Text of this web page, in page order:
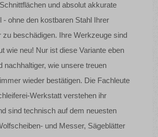
und absolut akkurate
- ohne den kostbaren Stahl Ihrer
zu beschädigen. Ihre Werkzeuge sind
wie neu! Nur ist diese Variante eben
nachhaltiger, wie unsere treuen
wieder bestätigen. Die Fachleute
Werkstatt verstehen ihr
sind technisch auf dem neuesten
und Messer, Sägeblätter